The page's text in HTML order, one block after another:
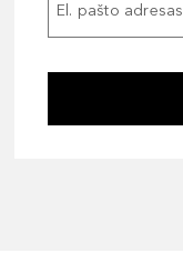
El. pašto adresas